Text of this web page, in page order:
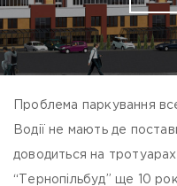
Проблема паркування
Водії не мають де
доводиться на
“Тернопільбуд” ще 10